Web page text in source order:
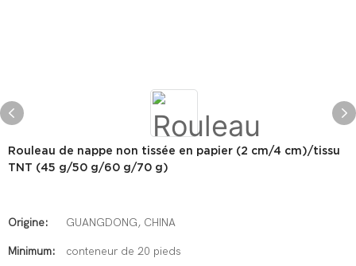
Rouleau de nappe non tissée en papier (2 cm/4 cm)/tissu
TNT (45 g/50 g/60 g/70 g)
Origine: GUANGDONG, CHINA
Minimum: conteneur de 20 pieds